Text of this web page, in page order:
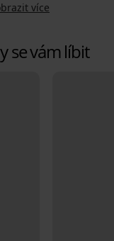
více
se vám líbit